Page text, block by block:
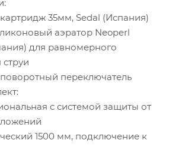
35мм, Sedal (Испания)
аэратор Neoperl
для равномерного
переключатель
с системой защиты от
1500 мм, подключение к